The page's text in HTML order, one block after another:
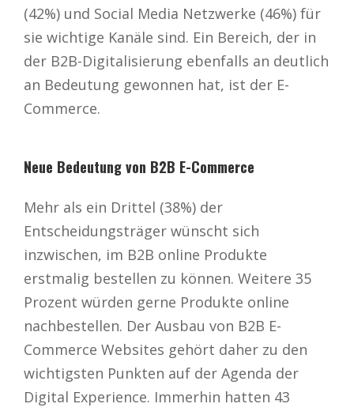
(42%) und Social Media Netzwerke (46%) für
sie wichtige Kanäle sind. Ein Bereich, der in
der B2B-Digitalisierung ebenfalls an deutlich
an Bedeutung gewonnen hat, ist der E-
Commerce.
Neue Bedeutung von B2B E-Commerce
Mehr als ein Drittel (38%) der
Entscheidungsträger wünscht sich
inzwischen, im B2B online Produkte
erstmalig bestellen zu können. Weitere 35
Prozent würden gerne Produkte online
nachbestellen. Der Ausbau von B2B E-
Commerce Websites gehört daher zu den
wichtigsten Punkten auf der Agenda der
Digital Experience. Immerhin hatten 43